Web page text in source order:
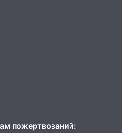
пожертвований: